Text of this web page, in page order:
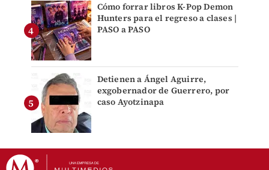
Cómo forrar libros K-Pop Demon
Hunters para el regreso a clases |
PASO a PASO
Detienen a Ángel Aguirre,
exgobernador de Guerrero, por
caso Ayotzinapa